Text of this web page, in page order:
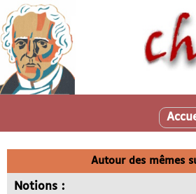
Autour des mêmes
Notions :